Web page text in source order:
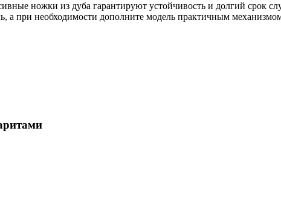
ножки из дуба гарантируют устойчивость и долгий срок
а при необходимости дополните модель практичным